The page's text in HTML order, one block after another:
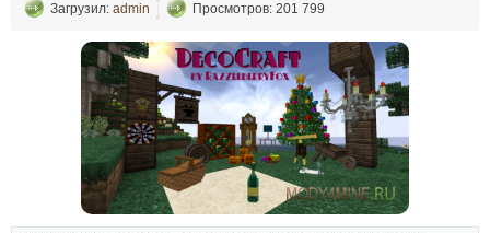
Загрузил: admin Просмотров: 201 799